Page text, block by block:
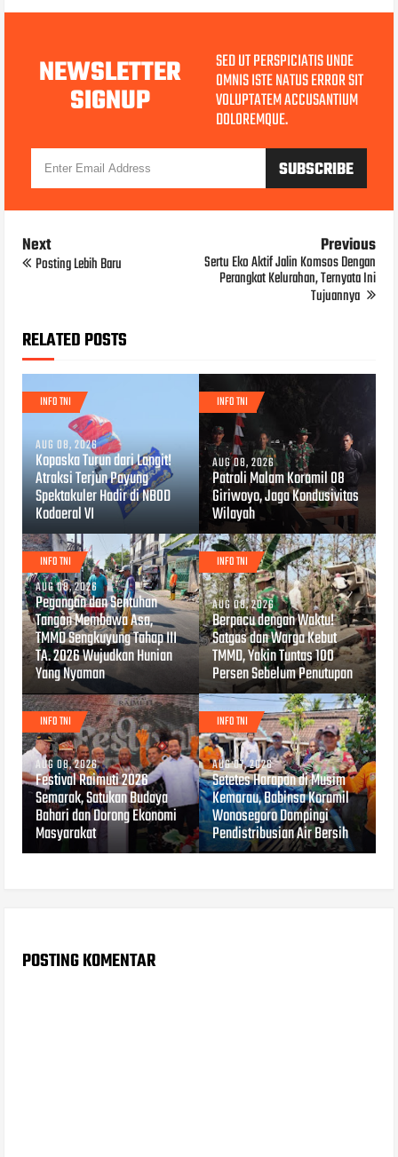
NEWSLETTER
SIGNUP
SED UT PERSPICIATIS UNDE
OMNIS ISTE NATUS ERROR SIT
VOLUPTATEM ACCUSANTIUM
DOLOREMQUE.
Next
Posting Lebih Baru
Previous
Sertu Eko Aktif Jalin Komsos Dengan
Perangkat Kelurahan, Ternyata Ini
Tujuannya
RELATED POSTS
INFO TNI
AUG 08, 2026
Kopaska Turun dari Langit!
Atraksi Terjun Payung
Spektakuler Hadir di NBOD
Kodaeral VI
INFO TNI
AUG 08, 2026
Patroli Malam Koramil 08
Giriwoyo, Jaga Kondusivitas
Wilayah
INFO TNI
AUG 08, 2026
Pegangan dan Sentuhan
Tangan Membawa Asa,
TMMD Sengkuyung Tahap III
TA. 2026 Wujudkan Hunian
Yang Nyaman
INFO TNI
AUG 08, 2026
Berpacu dengan Waktu!
Satgas dan Warga Kebut
TMMD, Yakin Tuntas 100
Persen Sebelum Penutupan
INFO TNI
AUG 08, 2026
Festival Raimuti 2026
Semarak, Satukan Budaya
Bahari dan Dorong Ekonomi
Masyarakat
INFO TNI
AUG 07, 2026
Setetes Harapan di Musim
Kemarau, Babinsa Koramil
Wonosegoro Dampingi
Pendistribusian Air Bersih
POSTING KOMENTAR